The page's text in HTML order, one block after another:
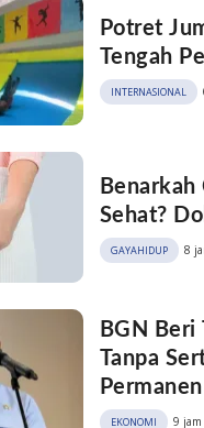
Potret
Tengah
INTERNASIONAL
Sehat?
GAYAHIDUP 8
BGN
Tanpa
Permanen
EKONOMI 9